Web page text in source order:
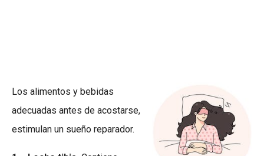
Los alimentos y bebidas
adecuadas antes de acostarse,
estimulan un sueño reparador.